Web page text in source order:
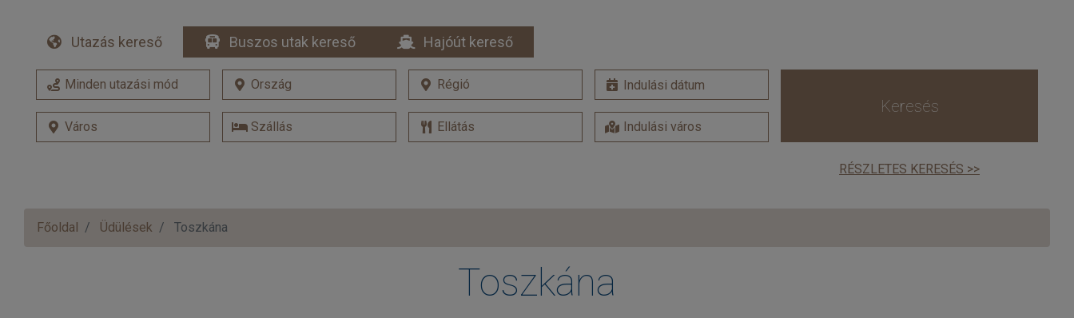
Utazás kereső Buszos utak kereső Hajóút kereső
Keresés
RÉSZLETES KERESÉS >>
Főoldal Üdülések Toszkána
Toszkána